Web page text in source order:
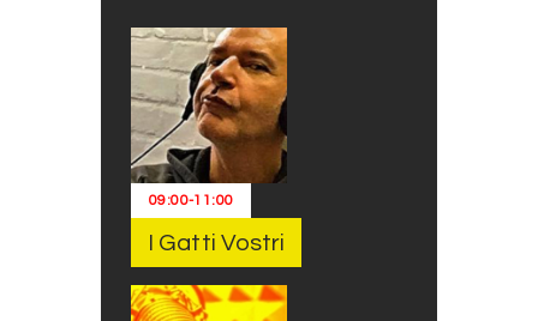
09:00-11:00
I Gatti Vostri